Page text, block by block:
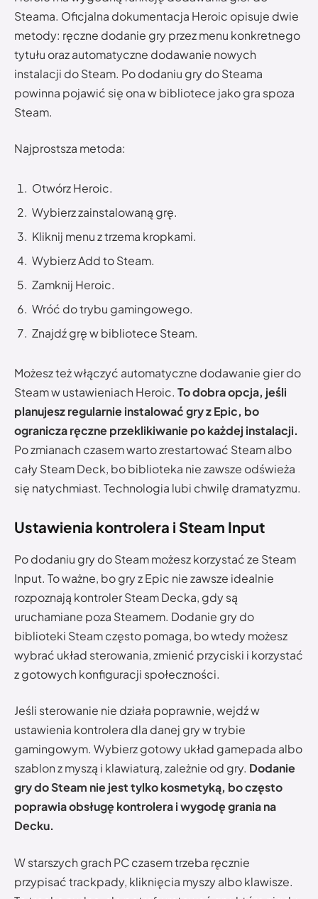
Steama. Oficjalna dokumentacja Heroic opisuje dwie
metody: ręczne dodanie gry przez menu konkretnego
tytułu oraz automatyczne dodawanie nowych
instalacji do Steam. Po dodaniu gry do Steama
powinna pojawić się ona w bibliotece jako gra spoza
Steam.
Najprostsza metoda:
Otwórz Heroic.
Wybierz zainstalowaną grę.
Kliknij menu z trzema kropkami.
Wybierz Add to Steam.
Zamknij Heroic.
Wróć do trybu gamingowego.
Znajdź grę w bibliotece Steam.
Możesz też włączyć automatyczne dodawanie gier do
Steam w ustawieniach Heroic. To dobra opcja, jeśli
planujesz regularnie instalować gry z Epic, bo
ogranicza ręczne przeklikiwanie po każdej instalacji.
Po zmianach czasem warto zrestartować Steam albo
cały Steam Deck, bo biblioteka nie zawsze odświeża
się natychmiast. Technologia lubi chwilę dramatyzmu.
Ustawienia kontrolera i Steam Input
Po dodaniu gry do Steam możesz korzystać ze Steam
Input. To ważne, bo gry z Epic nie zawsze idealnie
rozpoznają kontroler Steam Decka, gdy są
uruchamiane poza Steamem. Dodanie gry do
biblioteki Steam często pomaga, bo wtedy możesz
wybrać układ sterowania, zmienić przyciski i korzystać
z gotowych konfiguracji społeczności.
Jeśli sterowanie nie działa poprawnie, wejdź w
ustawienia kontrolera dla danej gry w trybie
gamingowym. Wybierz gotowy układ gamepada albo
szablon z myszą i klawiaturą, zależnie od gry. Dodanie
gry do Steam nie jest tylko kosmetyką, bo często
poprawia obsługę kontrolera i wygodę grania na
Decku.
W starszych grach PC czasem trzeba ręcznie
przypisać trackpady, kliknięcia myszy albo klawisze.